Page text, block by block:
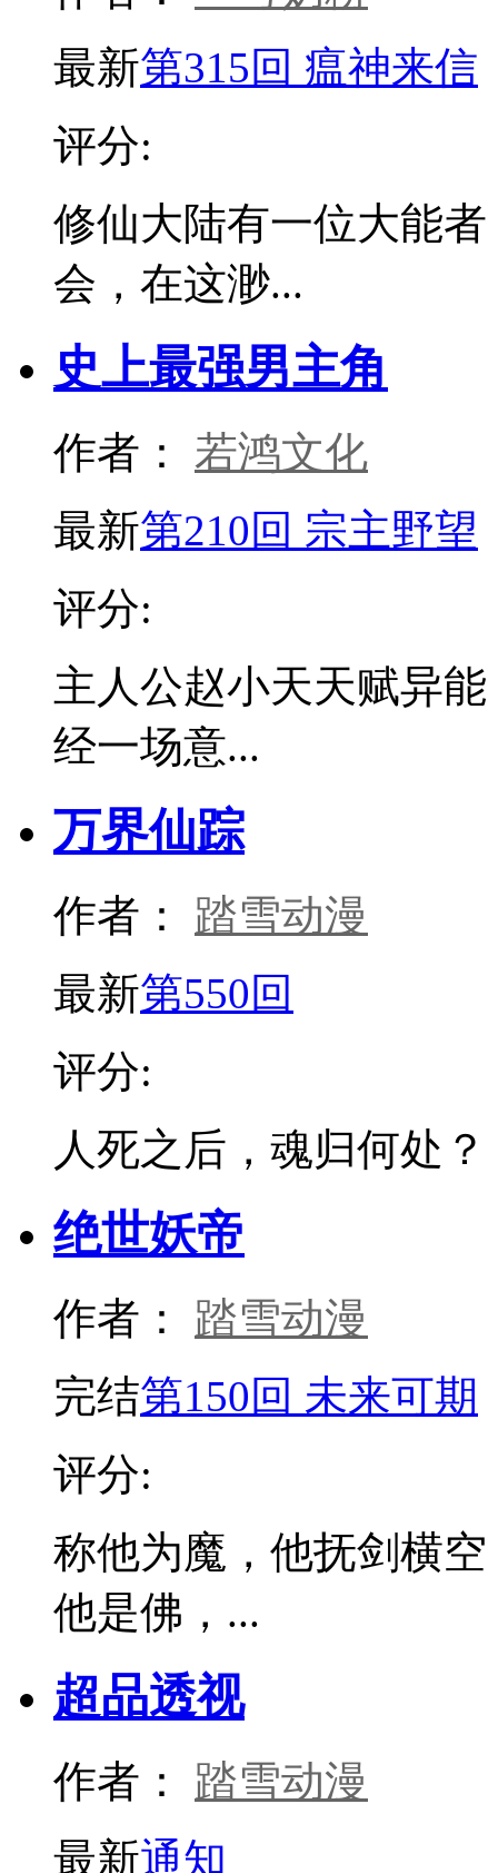
最新第315回 瘟神来信
评分:
修仙大陆有一位大能
会，在这渺...
史上最强男主角
作者：
若鸿文化
最新第210回 宗主野望
评分:
主人公赵小天天赋异
经一场意...
万界仙踪
作者：
踏雪动漫
最新第550回
评分:
人死之后，魂归何处？
绝世妖帝
作者：
踏雪动漫
完结第150回 未来可期
评分:
称他为魔，他抚剑横
他是佛，...
超品透视
作者：
踏雪动漫
最新通知